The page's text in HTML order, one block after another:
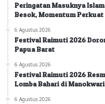
Peringatan Masuknya
Besok, Momentum
6 Agustus 2026
Festival Raimuti 2026
Papua Barat
6 Agustus 2026
Festival Raimuti 2026
Lomba Bahari di Manokwari
6 Agustus 2026